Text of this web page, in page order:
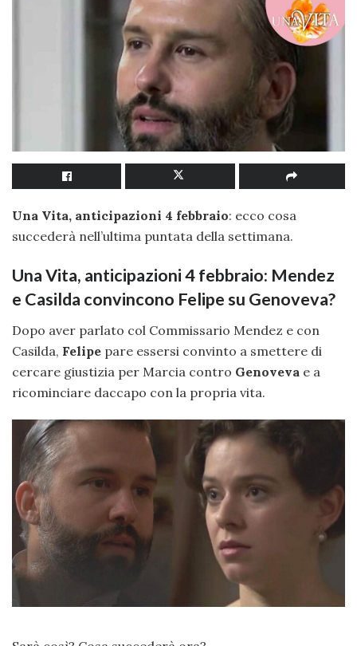
Una Vita, anticipazioni 4 febbraio: ecco cosa
succederà nell’ultima puntata della settimana.
Una Vita, anticipazioni 4 febbraio: Mendez
e Casilda convincono Felipe su Genoveva?
Dopo aver parlato col Commissario Mendez e con
Casilda, Felipe pare essersi convinto a smettere di
cercare giustizia per Marcia contro Genoveva e a
ricominciare daccapo con la propria vita.